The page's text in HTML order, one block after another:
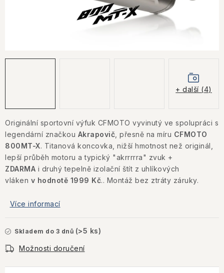
Jak nakupovat
Podmínky ochrany osobních údajů
Originální sportovní výfuk CFMOTO vyvinutý ve spolupráci s
legendární značkou Akrapovič , přesně na míru CFMOTO
800MT-X. Titanová koncovka, nižší hmotnost než originál,
lepší průběh motoru a typický "akrrrrra" zvuk +
ZDARMA i druhý tepelně izolační štít z uhlíkových
vláken v hodnotě 1999 Kč.. Montáž bez ztráty záruky.
Více informací
Skladem do 3 dnů (>5 ks)
Možnosti doručení
+ další (4)